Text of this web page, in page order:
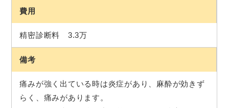
費用
精密診断料 3.3万
備考
痛みが強く出ている時は炎症があり、麻酔が効きず
らく、痛みがあります。